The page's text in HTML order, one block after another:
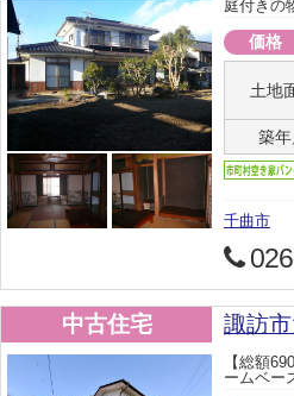
庭付きの
価格
土地
築年
千曲市
中古住宅 諏訪
【総額
ームベー